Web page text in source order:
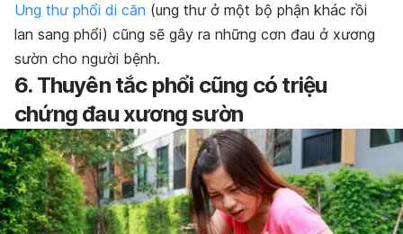
Ung thư phổi di căn (ung thư ở một bộ phận khác rồi
lan sang phổi) cũng sẽ gây ra những cơn đau ở xương
sườn cho người bệnh.
6. Thuyên tắc phổi cũng có triệu
chứng đau xương sườn